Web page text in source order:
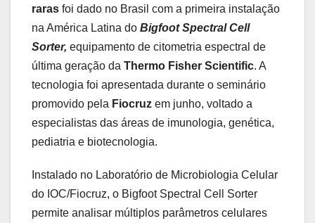
raras foi dado no Brasil com a primeira instalação
na América Latina do Bigfoot Spectral Cell
Sorter, equipamento de citometria espectral de
última geração da Thermo Fisher Scientific. A
tecnologia foi apresentada durante o seminário
promovido pela Fiocruz em junho, voltado a
especialistas das áreas de imunologia, genética,
pediatria e biotecnologia.
Instalado no Laboratório de Microbiologia Celular
do IOC/Fiocruz, o Bigfoot Spectral Cell Sorter
permite analisar múltiplos parâmetros celulares